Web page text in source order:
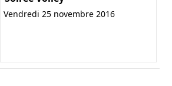
Vendredi 25 novembre 2016